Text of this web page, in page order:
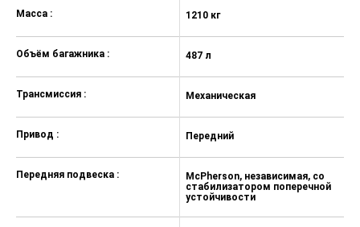
Масса :
Объём багажника :
Трансмиссия :
Привод :
Передняя подвеска :
1210 кг
487 л
Механическая
Передний
McPherson, независимая, со
стабилизатором поперечной
устойчивости